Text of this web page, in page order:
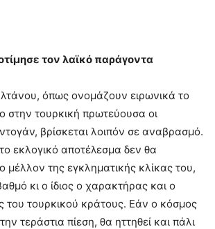
τον λαϊκό παράγοντα
όπως ονομάζουν ειρωνικά το
στην τουρκική πρωτεύουσα οι
βρίσκεται λοιπόν σε αναβρασμό.
εκλογικό αποτέλεσμα δεν θα
μέλλον της εγκληματικής κλίκας του,
κι ο ίδιος ο χαρακτήρας και ο
του τουρκικού κράτους. Εάν ο κόσμος
τεράστια πίεση, θα ηττηθεί και πάλι